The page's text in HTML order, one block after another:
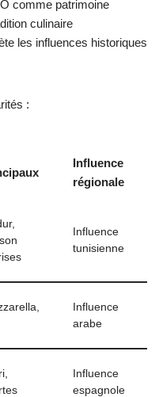
comme patrimoine
culinaire
les influences historiques
:
Influence
régionale
Influence
tunisienne
Influence
arabe
Influence
espagnole